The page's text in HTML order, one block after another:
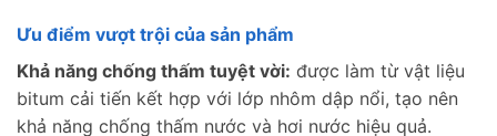
Ưu điểm vượt trội của sản phẩm
Khả năng chống thấm tuyệt vời: được làm từ vật liệu
bitum cải tiến kết hợp với lớp nhôm dập nổi, tạo nên
khả năng chống thấm nước và hơi nước hiệu quả.